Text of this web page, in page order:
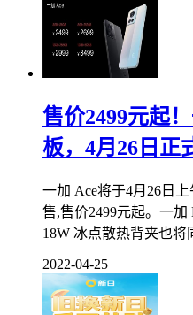
售价2499元起
板，4月26日正
一加 Ace将于4月26日
售,售价2499元起。一加
18W 冰点散热背夹也将
2022-04-25